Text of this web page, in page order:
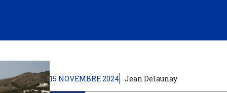
15 NOVEMBRE 2024 Jean Delaunay